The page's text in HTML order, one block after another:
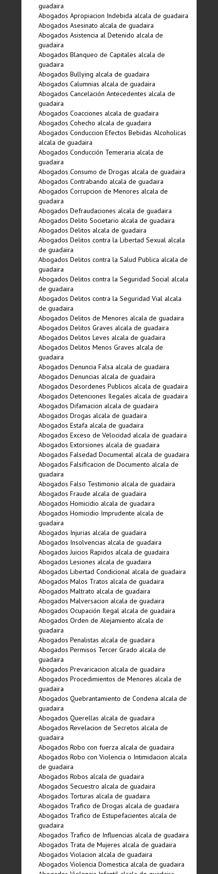
guadaira
Abogados Apropiacion Indebida alcala de guadaira
Abogados Asesinato alcala de guadaira
Abogados Asistencia al Detenido alcala de
guadaira
Abogados Blanqueo de Capitales alcala de
guadaira
Abogados Bullying alcala de guadaira
Abogados Calumnias alcala de guadaira
Abogados Cancelación Antecedentes alcala de
guadaira
Abogados Coacciones alcala de guadaira
Abogados Cohecho alcala de guadaira
Abogados Conduccion Efectos Bebidas Alcoholicas
alcala de guadaira
Abogados Conducción Temeraria alcala de
guadaira
Abogados Consumo de Drogas alcala de guadaira
Abogados Contrabando alcala de guadaira
Abogados Corrupcion de Menores alcala de
guadaira
Abogados Defraudaciones alcala de guadaira
Abogados Delito Societario alcala de guadaira
Abogados Delitos alcala de guadaira
Abogados Delitos contra la Libertad Sexual alcala
de guadaira
Abogados Delitos contra la Salud Publica alcala de
guadaira
Abogados Delitos contra la Seguridad Social alcala
de guadaira
Abogados Delitos contra la Seguridad Vial alcala
de guadaira
Abogados Delitos de Menores alcala de guadaira
Abogados Delitos Graves alcala de guadaira
Abogados Delitos Leves alcala de guadaira
Abogados Delitos Menos Graves alcala de
guadaira
Abogados Denuncia Falsa alcala de guadaira
Abogados Denuncias alcala de guadaira
Abogados Desordenes Publicos alcala de guadaira
Abogados Detenciones Ilegales alcala de guadaira
Abogados Difamacion alcala de guadaira
Abogados Drogas alcala de guadaira
Abogados Estafa alcala de guadaira
Abogados Exceso de Velocidad alcala de guadaira
Abogados Extorsiones alcala de guadaira
Abogados Falsedad Documental alcala de guadaira
Abogados Falsificacion de Documento alcala de
guadaira
Abogados Falso Testimonio alcala de guadaira
Abogados Fraude alcala de guadaira
Abogados Homicidio alcala de guadaira
Abogados Homicidio Imprudente alcala de
guadaira
Abogados Injurias alcala de guadaira
Abogados Insolvencias alcala de guadaira
Abogados Juicios Rapidos alcala de guadaira
Abogados Lesiones alcala de guadaira
Abogados Libertad Condicional alcala de guadaira
Abogados Malos Tratos alcala de guadaira
Abogados Maltrato alcala de guadaira
Abogados Malversacion alcala de guadaira
Abogados Ocupación Ilegal alcala de guadaira
Abogados Orden de Alejamiento alcala de
guadaira
Abogados Penalistas alcala de guadaira
Abogados Permisos Tercer Grado alcala de
guadaira
Abogados Prevaricacion alcala de guadaira
Abogados Procedimientos de Menores alcala de
guadaira
Abogados Quebrantamiento de Condena alcala de
guadaira
Abogados Querellas alcala de guadaira
Abogados Revelacion de Secretos alcala de
guadaira
Abogados Robo con fuerza alcala de guadaira
Abogados Robo con Violencia o Intimidacion alcala
de guadaira
Abogados Robos alcala de guadaira
Abogados Secuestro alcala de guadaira
Abogados Torturas alcala de guadaira
Abogados Trafico de Drogas alcala de guadaira
Abogados Trafico de Estupefacientes alcala de
guadaira
Abogados Trafico de Influencias alcala de guadaira
Abogados Trata de Mujeres alcala de guadaira
Abogados Violacion alcala de guadaira
Abogados Violencia Domestica alcala de guadaira